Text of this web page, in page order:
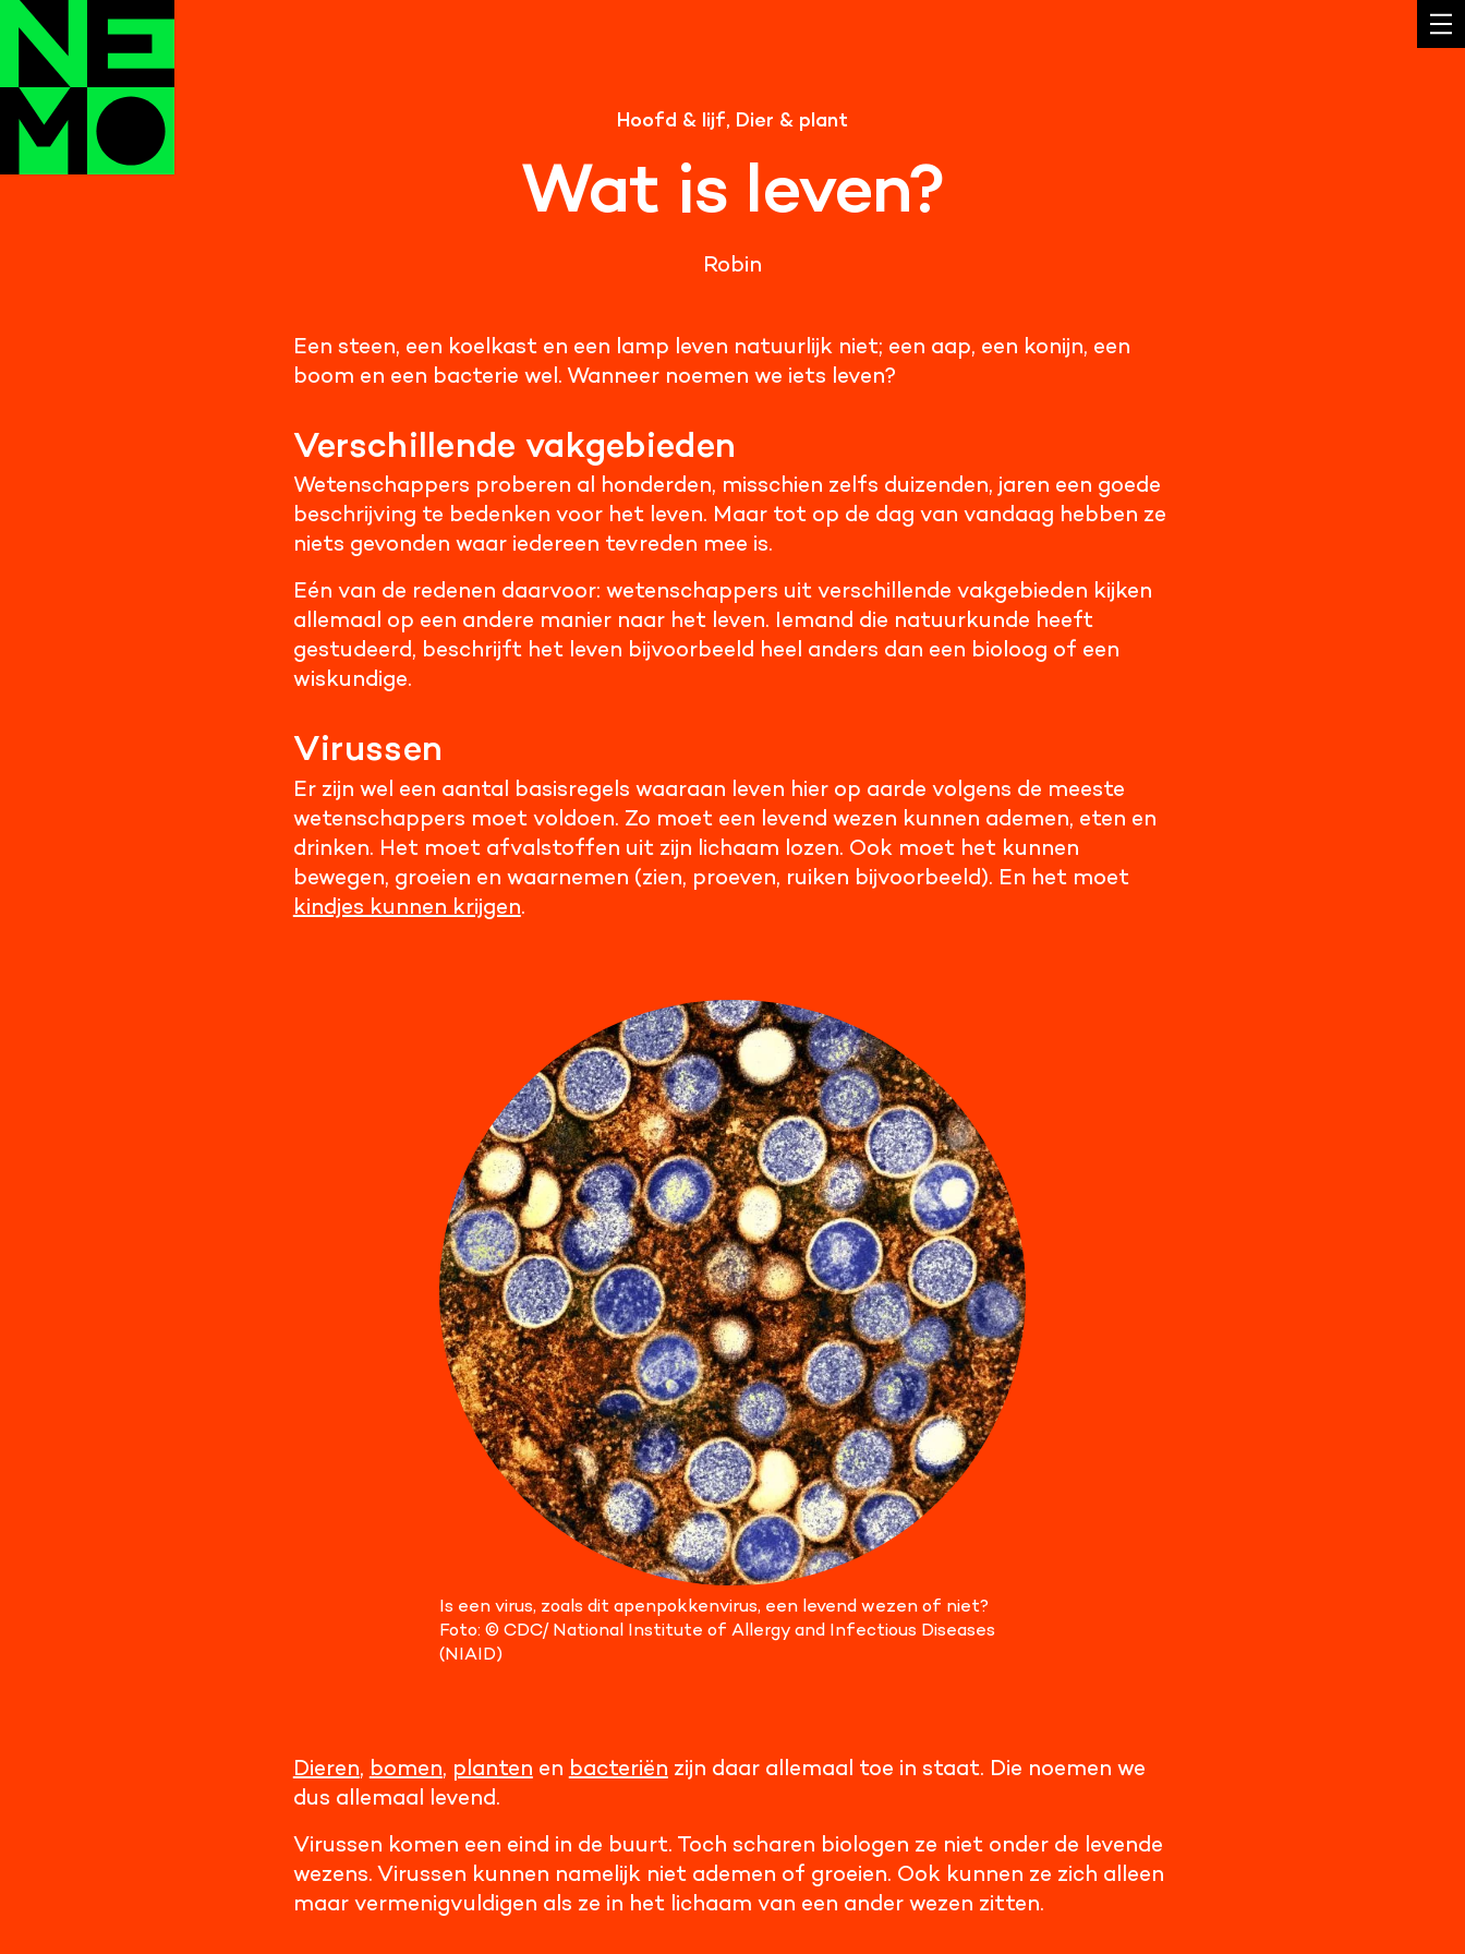
Hoofd & lijf, Dier & plant
Wat is leven?
Robin
Een steen, een koelkast en een lamp leven natuurlijk niet; een aap, een konijn, een
boom en een bacterie wel. Wanneer noemen we iets leven?
Verschillende vakgebieden
Wetenschappers proberen al honderden, misschien zelfs duizenden, jaren een goede
beschrijving te bedenken voor het leven. Maar tot op de dag van vandaag hebben ze
niets gevonden waar iedereen tevreden mee is.
Eén van de redenen daarvoor: wetenschappers uit verschillende vakgebieden kijken
allemaal op een andere manier naar het leven. Iemand die natuurkunde heeft
gestudeerd, beschrijft het leven bijvoorbeeld heel anders dan een bioloog of een
wiskundige.
Virussen
Er zijn wel een aantal basisregels waaraan leven hier op aarde volgens de meeste
wetenschappers moet voldoen. Zo moet een levend wezen kunnen ademen, eten en
drinken. Het moet afvalstoffen uit zijn lichaam lozen. Ook moet het kunnen
bewegen, groeien en waarnemen (zien, proeven, ruiken bijvoorbeeld). En het moet
kindjes kunnen krijgen.
Is een virus, zoals dit apenpokkenvirus, een levend wezen of niet?
Foto: © CDC/ National Institute of Allergy and Infectious Diseases
(NIAID)
Dieren, bomen, planten en bacteriën zijn daar allemaal toe in staat. Die noemen we
dus allemaal levend.
Virussen komen een eind in de buurt. Toch scharen biologen ze niet onder de levende
wezens. Virussen kunnen namelijk niet ademen of groeien. Ook kunnen ze zich alleen
maar vermenigvuldigen als ze in het lichaam van een ander wezen zitten.